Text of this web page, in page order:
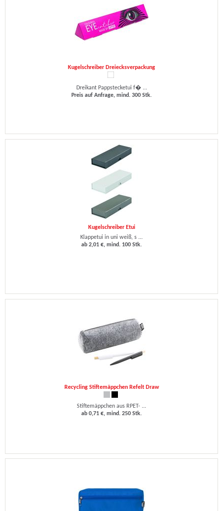
Kugelschreiber Dreiecksverpackung
Dreikant Pappstecketui f� ...
Preis auf Anfrage, mind. 300 Stk.
Kugelschreiber Etui
Klappetui in uni weiß, s ...
ab 2,01 €, mind. 100 Stk.
Recycling Stiftemäppchen Refelt Draw
Stiftemäppchen aus RPET- ...
ab 0,71 €, mind. 250 Stk.